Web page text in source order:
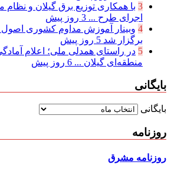
3 با همکاری توزیع برق گیلان و نظام
اجرای طرح ... 3 روز پیش
4 وبینار آموزش مداوم کشوری
برگزار شد 5 روز پیش
5 در راستای همدلی ملی؛ اعلام
منطقه‌ای گیلان ... 6 روز پیش
بایگانی
بایگانی
روزنامه
روزنامه مشرق